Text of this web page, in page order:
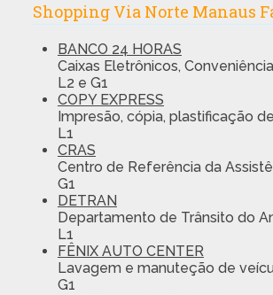
Shopping Via Norte Manaus
BANCO 24 HORAS
Caixas Eletrônicos,
L2 e G1
COPY EXPRESS
Impresão, cópia, plastificação
L1
CRAS
Centro de Referência da
G1
DETRAN
Departamento de Trânsito do
L1
FÊNIX AUTO CENTER
Lavagem e manuteção de
G1